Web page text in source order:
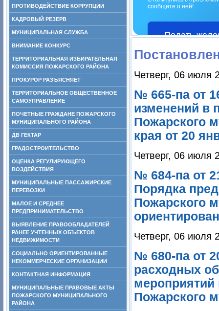
ПРОТИВОДЕЙСТВИЕ КОРРУПЦИИ
КАДРОВЫЙ РЕЗЕРВ
МУНИЦИПАЛЬНАЯ СЛУЖБА
ВНИМАНИЕ КОНКУРС
ТЕРРИТОРИАЛЬНАЯ ИЗБИРАТЕЛЬНАЯ
КОМИССИЯ ПОЖАРСКОГО РАЙОНА
ПРОКУРОР РАЗЪЯСНЯЕТ
ТЕРРИТОРИАЛЬНОЕ ОБЩЕСТВЕННОЕ
САМОУПРАВЛЕНИЕ
ПОЧЕТНЫЕ ГРАЖДАНЕ ПОЖАРСКОГО
МУНИЦИПАЛЬНОГО РАЙОНА
ДВ ГЕКТАР
ГРАДОСТРОИТЕЛЬСТВО
ОЦЕНКА РЕГУЛИРУЮЩЕГО
ВОЗДЕЙСТВИЯ
МУНИЦИПАЛЬНЫЕ ПАССАЖИРСКИЕ
ПЕРЕВОЗКИ
МАЛОЕ И СРЕДНЕЕ
ПРЕДПРИНИМАТЕЛЬСТВО
ВЫЯВЛЕНИЕ ПРАВООБЛАДАТЕЛЕЙ
РАНЕЕ УЧТЕННЫХ ОБЪЕКТОВ
НЕДВИЖИМОСТИ
СОЦИАЛЬНО ОРИЕНТИРОВАННЫЕ
НЕКОММЕРЧЕСКИЕ ОРГАНИЗАЦИИ
КОНТАКТНАЯ ИНФОРМАЦИЯ
МУНИЦИПАЛЬНЫЕ ПРАВОВЫЕ АКТЫ
ПОЖАРСКОГО МУНИЦИПАЛЬНОГО
РАЙОНА
сообщите о ней!
Подать
Четверг, 06 июля
№ 665-па от
изменений в
Пожарского
края от 20
Четверг, 06 июля
№ 684-па от
Порядка
Пожарского
Четверг, 06 июля
№ 680-па от
расходных
Пожарского